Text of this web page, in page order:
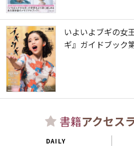
いよいよブギの
ギ』ガイドブック
書籍アクセス
DAILY